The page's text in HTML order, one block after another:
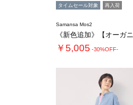
タイムセール対象 再入荷
Samansa Mos2
￥5,005 -30%OFF-
4.5（64）